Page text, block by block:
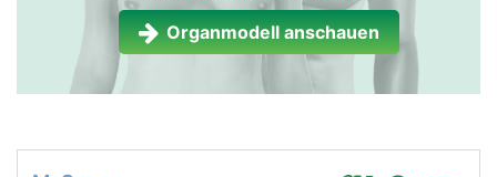
Organmodell anschauen